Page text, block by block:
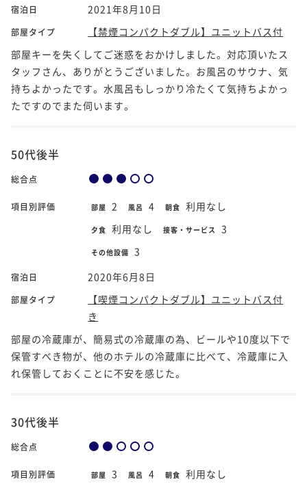
宿泊日 2021年8月10日
部屋タイプ
【禁煙コンパクトダブル】ユニットバス付
部屋キーを失くしてご迷惑をおかけしました。対応頂いたス
タッフさん、ありがとうございました。お風呂のサウナ、気
持ちよかったです。水風呂もしっかり冷たくて気持ちよかっ
たですのでまた伺います。
50代後半
総合点
項目別評価 部屋 2 風呂 4 朝食 利用なし
夕食 利用なし 接客・サービス 3
その他設備 3
宿泊日 2020年6月8日
部屋タイプ
【喫煙コンパクトダブル】ユニットバス付
き
部屋の冷蔵庫が、簡易式の冷蔵庫の為、ビールや10度以下で
保管すべき物が、他のホテルの冷蔵庫に比べて、冷蔵庫に入
れ保管しておくことに不安を感じた。
30代後半
総合点
項目別評価 部屋 3 風呂 4 朝食 利用なし